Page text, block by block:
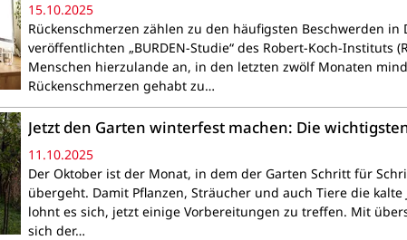
15.10.2025
Rückenschmerzen zählen zu den häufigsten Beschwerden in
veröffentlichten „BURDEN-Studie“ des Robert-Koch-Instituts
Menschen hierzulande an, in den letzten zwölf Monaten
Rückenschmerzen gehabt zu…
Jetzt den Garten winterfest machen: Die
11.10.2025
Der Oktober ist der Monat, in dem der Garten Schritt für
übergeht. Damit Pflanzen, Sträucher und auch Tiere die
lohnt es sich, jetzt einige Vorbereitungen zu treffen. Mit
sich der…